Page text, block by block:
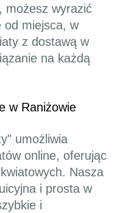
możesz wyrazić
od miejsca, w
z dostawą w
na każdą
w Raniżowie
umożliwia
online, oferując
Nasza
i prosta w
i